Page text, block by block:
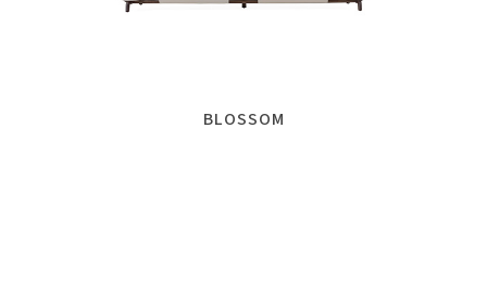
BLOSSOM